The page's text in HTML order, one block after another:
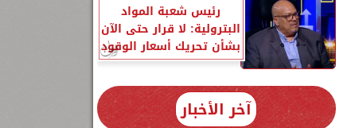
رئيس شعبة المواد
البترولية: لا قرار حتى الآن
بشأن تحريك أسعار الوقود
آخر الأخبار